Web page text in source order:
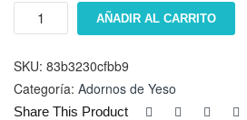
Uvas
Grandes,Medianas
Chicas
cantidad
AÑADIR AL CARRITO
SKU: 83b3230cfbb9
Categoría: Adornos de Yeso
Share This Product